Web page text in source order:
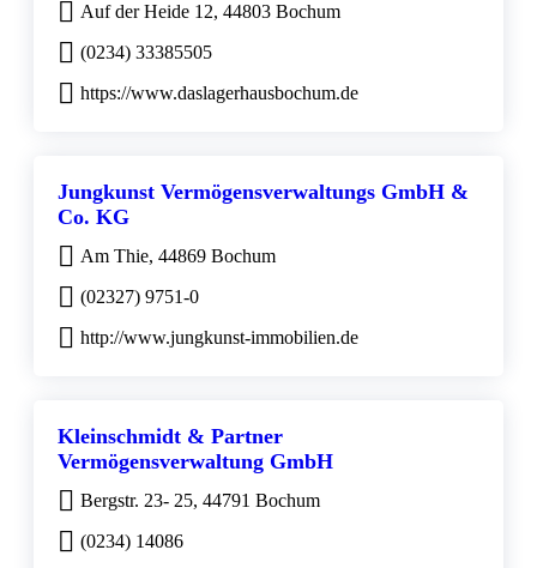
Auf der Heide 12, 44803 Bochum
(0234) 33385505
https://www.daslagerhausbochum.de
Jungkunst Vermögensverwaltungs GmbH &
Co. KG
Am Thie, 44869 Bochum
(02327) 9751-0
http://www.jungkunst-immobilien.de
Kleinschmidt & Partner
Vermögensverwaltung GmbH
Bergstr. 23- 25, 44791 Bochum
(0234) 14086